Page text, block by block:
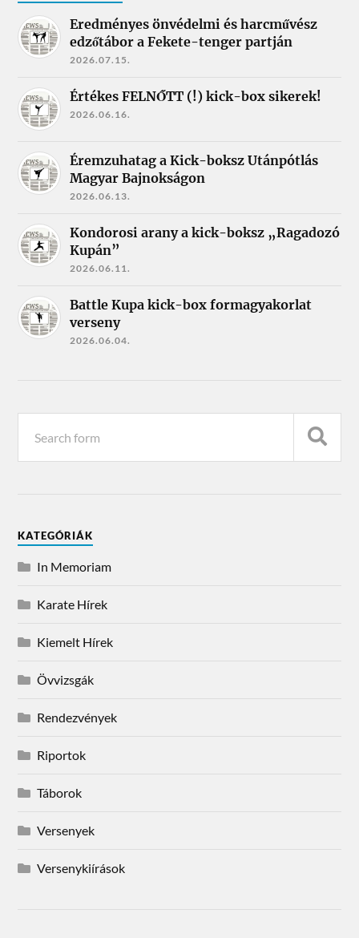
Eredményes önvédelmi és harcművész
edzőtábor a Fekete-tenger partján
2026.07.15.
Értékes FELNŐTT (!) kick-box sikerek!
2026.06.16.
Éremzuhatag a Kick-boksz Utánpótlás
Magyar Bajnokságon
2026.06.13.
Kondorosi arany a kick-boksz „Ragadozó
Kupán”
2026.06.11.
Battle Kupa kick-box formagyakorlat
verseny
2026.06.04.
KATEGÓRIÁK
In Memoriam
Karate Hírek
Kiemelt Hírek
Övvizsgák
Rendezvények
Riportok
Táborok
Versenyek
Versenykiírások